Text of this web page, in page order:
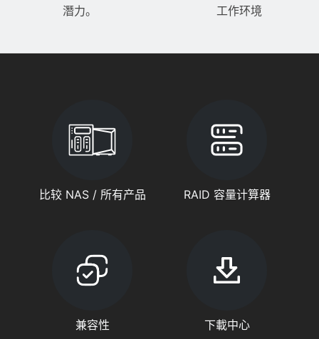
潛力。
工作环境
比较 NAS / 所有产品 RAID 容量计算器
兼容性 下載中心